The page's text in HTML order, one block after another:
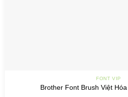
FONT VIP
Brother Font Brush Việt